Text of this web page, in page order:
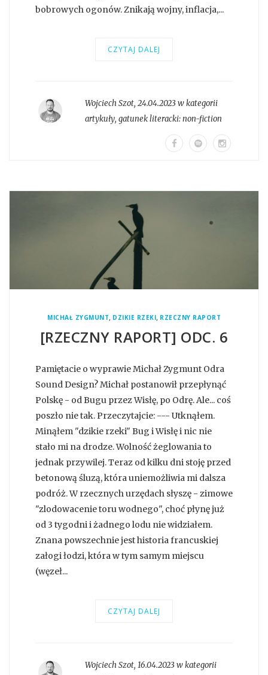
bobrowych ogonów. Znikają wojny, inflacja,...
CZYTAJ DALEJ
Wojciech Szot, 24.04.2023 w kategorii
artykuły, gatunek literacki:non-fiction
MICHAŁ ZYGMUNT, DZIKIE RZEKI, RZECZNY RAPORT
[RZECZNY RAPORT] ODC. 6
Pamiętacie o wyprawie Michał Zygmunt Odra
Sound Design? Michał postanowił przepłynąć
Polskę - od Bugu przez Wisłę, po Odrę. Ale... coś
poszło nie tak. Przeczytajcie: --- Utknąłem.
Minąłem "dzikie rzeki" Bug i Wisłę i nic nie
stało mi na drodze. Wolność żeglowania to
jednak przywilej. Teraz od kilku dni stoję przed
betonową śluzą, która uniemożliwia mi dalsza
podróż. W rzecznych urzędach słyszę - zimowe
"zlodowacenie toru wodnego", choć płynę już
od 3 tygodni i żadnego lodu nie widziałem.
Znana powszechnie jest historia francuskiej
załogi łodzi, która w tym samym miejscu
(węzeł...
CZYTAJ DALEJ
Wojciech Szot, 16.04.2023 w kategorii